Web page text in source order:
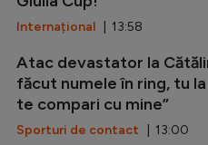
Internațional | 13:58
Atac devastator la
făcut numele în ring, tu
te compari cu mine”
Sporturi de contact | 13:00